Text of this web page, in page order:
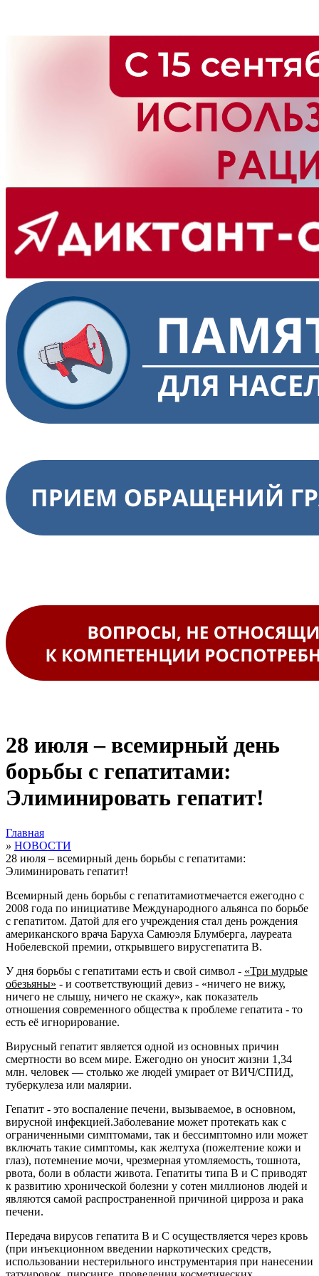
28 июля – всемирный день
борьбы с гепатитами:
Элиминировать гепатит!
Главная
» НОВОСТИ
28 июля – всемирный день борьбы с гепатитами:
Элиминировать гепатит!
Всемирный день борьбы с гепатитамиотмечается ежегодно с
2008 года по инициативе Международного альянса по борьбе
с гепатитом. Датой для его учреждения стал день рождения
американского врача Баруха Самюэля Блумберга, лауреата
Нобелевской премии, открывшего вирусгепатита В.
У дня борьбы с гепатитами есть и свой символ - «Три мудрые
обезьяны» - и соответствующий девиз - «ничего не вижу,
ничего не слышу, ничего не скажу», как показатель
отношения современного общества к проблеме гепатита - то
есть её игнорирование.
Вирусный гепатит является одной из основных причин
смертности во всем мире. Ежегодно он уносит жизни 1,34
млн. человек — столько же людей умирает от ВИЧ/СПИД,
туберкулеза или малярии.
Гепатит - это воспаление печени, вызываемое, в основном,
вирусной инфекцией.Заболевание может протекать как с
ограниченными симптомами, так и бессимптомно или может
включать такие симптомы, как желтуха (пожелтение кожи и
глаз), потемнение мочи, чрезмерная утомляемость, тошнота,
рвота, боли в области живота. Гепатиты типа В и С приводят
к развитию хронической болезни у сотен миллионов людей и
являются самой распространенной причиной цирроза и рака
печени.
Передача вирусов гепатита B и C осуществляется через кровь
(при инъекционном введении наркотических средств,
использовании нестерильного инструментария при нанесении